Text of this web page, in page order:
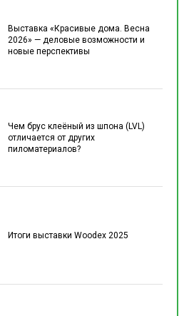
Выставка «Красивые дома. Весна
2026» — деловые возможности и
новые перспективы
Чем брус клеёный из шпона (LVL)
отличается от других
пиломатериалов?
Итоги выставки Woodex 2025